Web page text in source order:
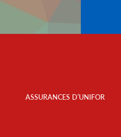
Menu
ASSURANCES D’UNIFOR